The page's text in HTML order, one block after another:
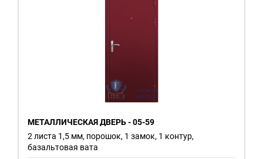
МЕТАЛЛИЧЕСКАЯ ДВЕРЬ - 05-59
2 листа 1,5 мм, порошок, 1 замок, 1 контур,
базальтовая вата